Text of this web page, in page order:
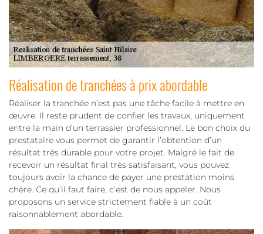
Réalisation de tranchées à prix abordable
Réaliser la tranchée n’est pas une tâche facile à mettre en
œuvre. Il reste prudent de confier les travaux, uniquement
entre la main d’un terrassier professionnel. Le bon choix du
prestataire vous permet de garantir l’obtention d’un
résultat très durable pour votre projet. Malgré le fait de
recevoir un résultat final très satisfaisant, vous pouvez
toujours avoir la chance de payer une prestation moins
chère. Ce qu’il faut faire, c’est de nous appeler. Nous
proposons un service strictement fiable à un coût
raisonnablement abordable.